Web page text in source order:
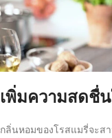
เพิ่มความสดชื่
กลิ่นหอมของโรสแมรี่จะส